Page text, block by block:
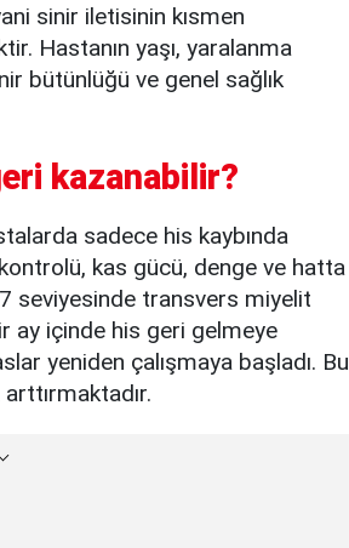
sinir iletisinin kısmen
Hastanın yaşı, yaralanma
bütünlüğü ve genel sağlık
kazanabilir?
sadece his kaybında
kas gücü, denge ve hatta
seviyesinde transvers miyelit
ay içinde his geri gelmeye
yeniden çalışmaya başladı. Bu